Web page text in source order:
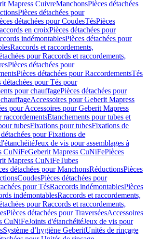
Mapress CuivreManchonsPièces détachées
Pièces détachées pour
détachées pour CoudesTésPièces
en croixPièces détachées pour
indémontablesPièces détachées pour
Raccords et raccordements,
pour Raccords et raccordements,
Pièces détachées pour
Pièces détachées pour RaccordementsTés
détachées pour Tés pour
pour chauffagePièces détachées pour
Accessoires pour Geberit Mapress
pour Accessoires pour Geberit Mapress
raccordementsEtanchements pour tubes et
tubesFixations pour tubesFixations de
pour Fixations de
Jeux de vis pour assemblages à
CuNiFeGeberit Mapress CuNiFePièces
Mapress CuNiFeTubes
détachées pour ManchonsRéductionsPièces
CoudesPièces détachées pour
pour TésRaccords indémontablesPièces
indémontablesRaccords et raccordements,
pour Raccords et raccordements,
Pièces détachées pour TraverséesAccessoires
CuNiFeJoints d'étanchéitéJeux de vis pour
Système d’hygiène GeberitUnités de rinçage